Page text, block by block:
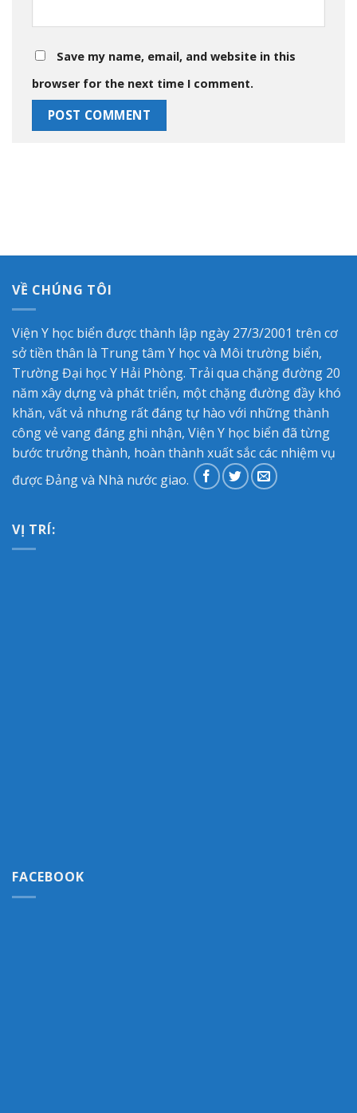
Save my name, email, and website in this
browser for the next time I comment.
VỀ CHÚNG TÔI
Viện Y học biển được thành lập ngày 27/3/2001 trên cơ
sở tiền thân là Trung tâm Y học và Môi trường biển,
Trường Đại học Y Hải Phòng. Trải qua chặng đường 20
năm xây dựng và phát triển, một chặng đường đầy khó
khăn, vất vả nhưng rất đáng tự hào với những thành
công vẻ vang đáng ghi nhận, Viện Y học biển đã từng
bước trưởng thành, hoàn thành xuất sắc các nhiệm vụ
được Đảng và Nhà nước giao.
VỊ TRÍ:
FACEBOOK